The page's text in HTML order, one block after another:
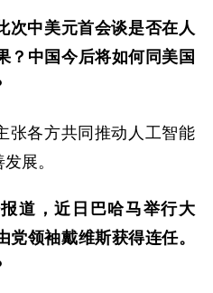
次中美元首会谈是否在人
？中国今后将如何同美国
张各方共同推动人工智能
展。
道，近日巴哈马举行大
领袖戴维斯获得连任。